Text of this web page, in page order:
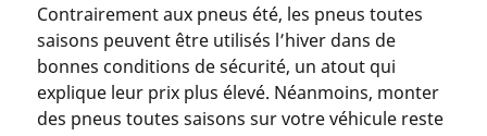
Contrairement aux pneus été, les pneus toutes
saisons peuvent être utilisés l’hiver dans de
bonnes conditions de sécurité, un atout qui
explique leur prix plus élevé. Néanmoins, monter
des pneus toutes saisons sur votre véhicule reste